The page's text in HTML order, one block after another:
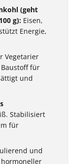
(geht
g): Eisen,
Energie,
Vegetarier
für
und
Stabilisiert
für
und